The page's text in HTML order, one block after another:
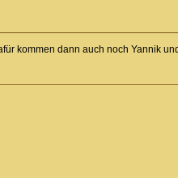
kommen dann auch noch Yannik